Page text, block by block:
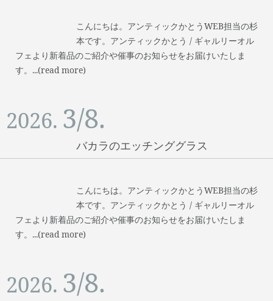
こんにちは。アンティックかとうWEB担当の杉
本です。アンティックかとう / ギャルリーオル
フェより新着品のご紹介や催事のお知らせをお届けいたしま
す。...(read more)
2026. 3/8.
バカラのエッチンググラス
こんにちは。アンティックかとうWEB担当の杉
本です。アンティックかとう / ギャルリーオル
フェより新着品のご紹介や催事のお知らせをお届けいたしま
す。...(read more)
2026. 3/8.